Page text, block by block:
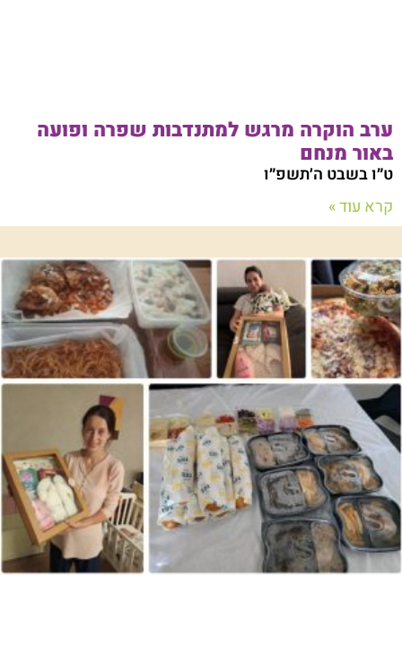
ערב הוקרה מרגש למתנדבות שפרה ופועה
באור מנחם
ט״ו בשבט ה׳תשפ״ו
קרא עוד »